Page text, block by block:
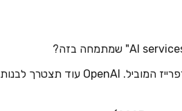
— Anthropic מבסס את מעמדו כספק תשתית האנטרפרייז המוביל. OpenAI עוד תצטרך לבנות